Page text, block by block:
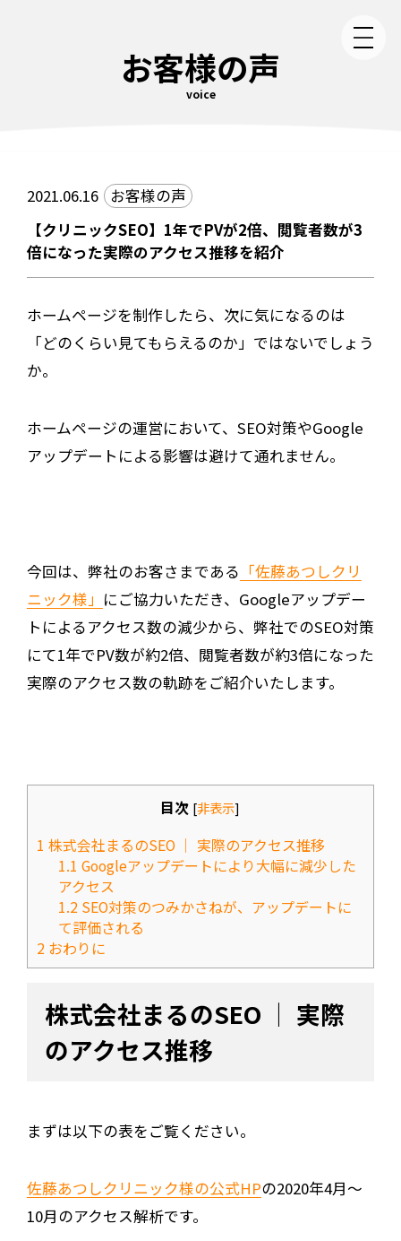
お客様の声
voice
2021.06.16 お客様の声
【クリニックSEO】1年でPVが2倍、閲覧者数が3
倍になった実際のアクセス推移を紹介
ホームページを制作したら、次に気になるのは
「どのくらい見てもらえるのか」ではないでしょう
か。
ホームページの運営において、SEO対策やGoogle
アップデートによる影響は避けて通れません。
今回は、弊社のお客さまである 「佐藤あつしクリ
ニック様」 にご協力いただき、Googleアップデー
トによるアクセス数の減少から、弊社でのSEO対策
にて1年でPV数が約2倍、閲覧者数が約3倍になった
実際のアクセス数の軌跡をご紹介いたします。
目次 [非表示]
1 株式会社まるのSEO │ 実際のアクセス推移
1.1 Googleアップデートにより大幅に減少した
アクセス
1.2SEO対策のつみかさねが、アップデートに
て評価される
2おわりに
株式会社まるのSEO │ 実際
のアクセス推移
まずは以下の表をご覧ください。
佐藤あつしクリニック様の公式HPの2020年4月～
10月のアクセス解析です。